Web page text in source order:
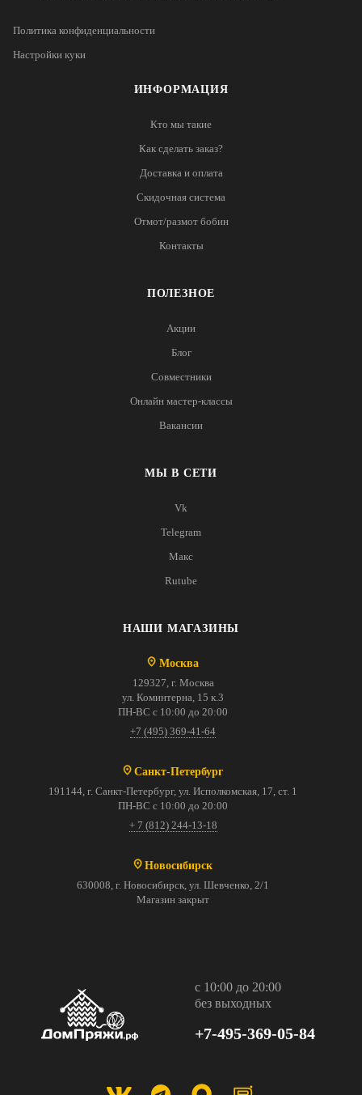
ИНФОРМАЦИЯ
Кто мы такие
Как сделать заказ?
Доставка и оплата
Скидочная система
Отмот/размот бобин
Контакты
ПОЛЕЗНОЕ
Акции
Блог
Совместники
Онлайн мастер-классы
Вакансии
МЫ В СЕТИ
Vk
Telegram
Макс
Rutube
НАШИ МАГАЗИНЫ
Москва
129327, г. Москва
ул. Коминтерна, 15 к.3
ПН-ВС с 10:00 до 20:00
+7 (495) 369-41-64
Санкт-Петербург
191144, г. Санкт-Петербург, ул. Исполкомская, 17, ст. 1
ПН-ВС с 10:00 до 20:00
+ 7 (812) 244-13-18
Новосибирск
630008, г. Новосибирск, ул. Шевченко, 2/1
Магазин закрыт
с 10:00 до 20:00
без выходных
+7-495-369-05-84
Политика конфиденциальности
Настройки куки